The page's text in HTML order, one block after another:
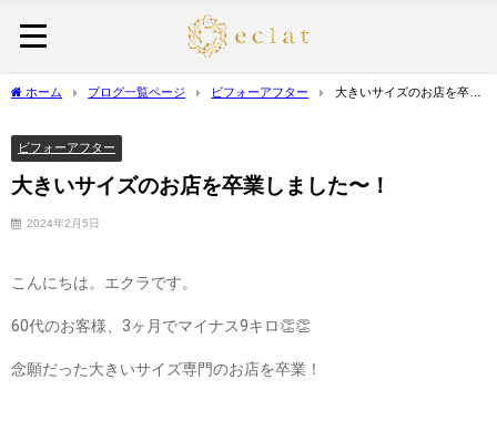
ホーム ブログ一覧ページ ビフォーアフター
大きいサイズのお店を卒業
ビフォーアフター
大きいサイズのお店を卒業しました〜！
2024年2月5日
こんにちは。エクラです。
60代のお客様、3ヶ月でマイナス9キロ👏👏
念願だった大きいサイズ専門のお店を卒業！